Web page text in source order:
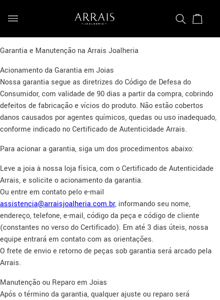
Garantia e Manutenção na Arrais Joalheria
Acionamento da Garantia em Joias
Nossa garantia segue as diretrizes do Código de Defesa do
Consumidor, com validade de 90 dias a partir da compra, cobrindo
defeitos de fabricação e vícios do produto. Não estão cobertos
danos causados por agentes químicos, quedas ou uso inadequado,
conforme indicado no Certificado de Autenticidade Arrais.
Para acionar a garantia, siga um dos procedimentos abaixo:
Leve a joia à nossa loja física, com o Certificado de Autenticidade
Arrais, e solicite o acionamento da garantia.
Ou entre em contato pelo e-mail
assistencia@arraisjoalheria.com.br, informando seu nome,
endereço, telefone, e-mail, código da peça e código de cliente
(constantes no verso do Certificado). Em até 3 dias úteis, nossa
equipe entrará em contato com as orientações.
O frete de envio e retorno de peças sob garantia será arcado pela
Arrais.
Manutenção ou Reparo em Joias
Após o término da garantia, qualquer ajuste ou reparo será